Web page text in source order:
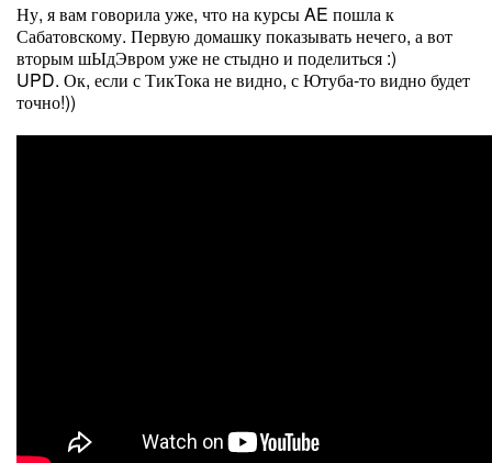
Ну, я вам говорила уже, что на курсы AE пошла к
Сабатовскому. Первую домашку показывать нечего, а вот
вторым шЫдЭвром уже не стыдно и поделиться :)
UPD. Ок, если с ТикТока не видно, с Ютуба-то видно будет
точно!))